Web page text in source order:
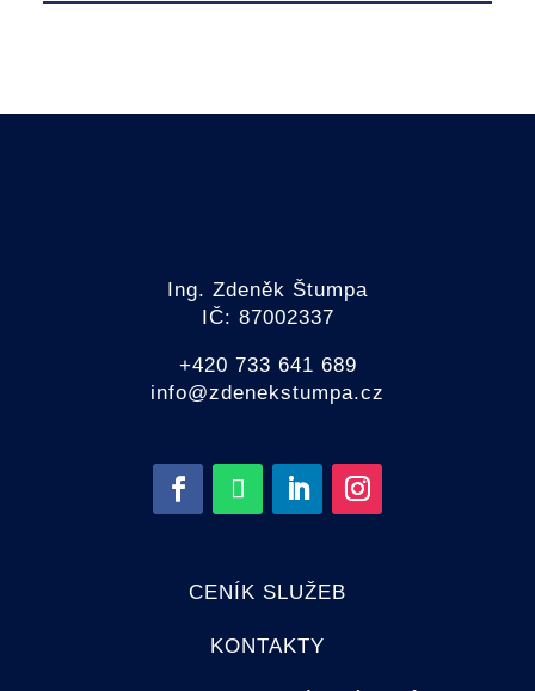
Ing. Zdeněk Štumpa
IČ: 87002337
+420 733 641 689
info@zdenekstumpa.cz
CENÍK SLUŽEB
KONTAKTY